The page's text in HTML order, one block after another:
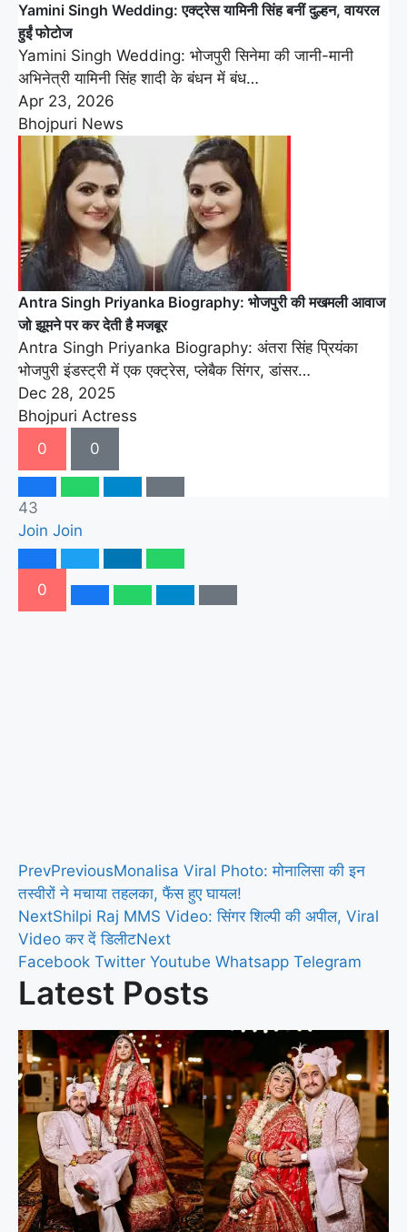
Yamini Singh Wedding: एक्ट्रेस यामिनी सिंह बनीं दुल्हन, वायरल
हुईं फोटोज
Yamini Singh Wedding: भोजपुरी सिनेमा की जानी-मानी
अभिनेत्री यामिनी सिंह शादी के बंधन में बंध…
Apr 23, 2026
Bhojpuri News
Antra Singh Priyanka Biography: भोजपुरी की मखमली आवाज
जो झूमने पर कर देती है मजबूर
Antra Singh Priyanka Biography: अंतरा सिंह प्रियंका
भोजपुरी इंडस्ट्री में एक एक्ट्रेस, प्लेबैक सिंगर, डांसर…
Dec 28, 2025
Bhojpuri Actress
0
0
43
Join Join
0
PrevPreviousMonalisa Viral Photo: मोनालिसा की इन
तस्वीरों ने मचाया तहलका, फैंस हुए घायल!
NextShilpi Raj MMS Video: सिंगर शिल्पी की अपील, Viral
Video कर दें डिलीटNext
Facebook Twitter Youtube Whatsapp Telegram
Latest Posts